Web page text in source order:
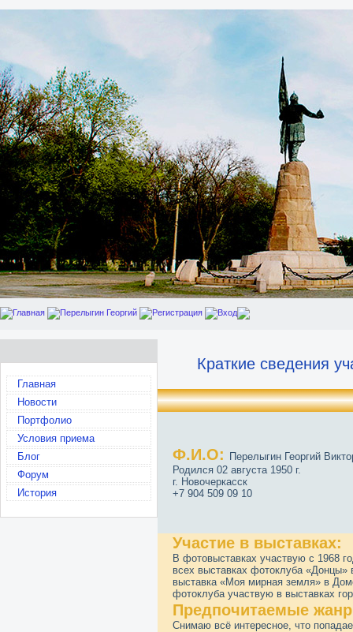
Главная Перелыгин Георгий Регистрация Вход
Главная
Новости
Портфолио
Условия приема
Блог
Форум
История
Краткие сведения
Ф.И.О:
Перелыгин Георгий
Родился 02 августа 1950 г.
г. Новочеркасск
+7 904 509 09 10
Участие в выставках:
В фотовыставках участвую с 1968
всех выставках фотоклуба
выставка «Моя мирная земля» в
фотоклуба участвую в выставках
Предпочитаемые
Снимаю всё интересное, что